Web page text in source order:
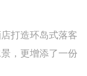
打造环岛式落客
，更增添了一份